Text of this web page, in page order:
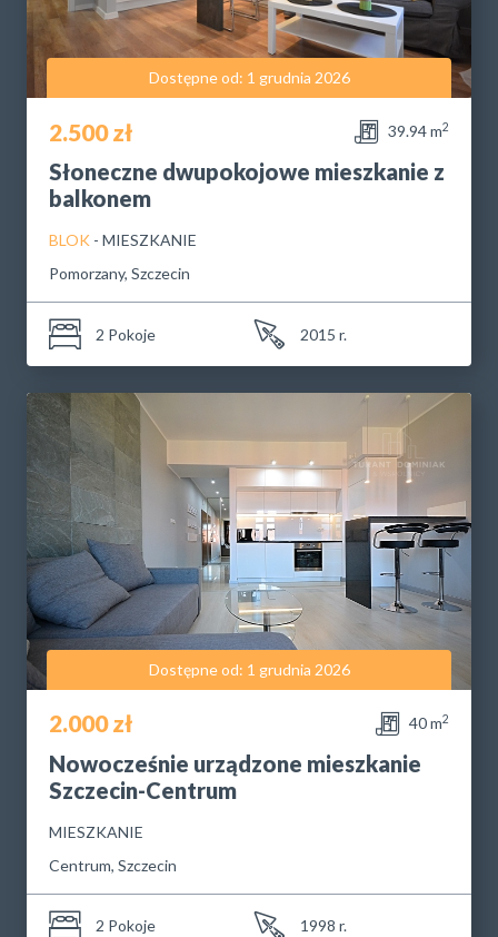
Dostępne od: 1 grudnia 2026
2.500 zł 39.94 m2
Słoneczne dwupokojowe mieszkanie z
balkonem
BLOK - MIESZKANIE
Pomorzany, Szczecin
2 Pokoje 2015 r.
Dostępne od: 1 grudnia 2026
2.000 zł 40 m2
Nowocześnie urządzone mieszkanie
Szczecin-Centrum
MIESZKANIE
Centrum, Szczecin
2 Pokoje 1998 r.